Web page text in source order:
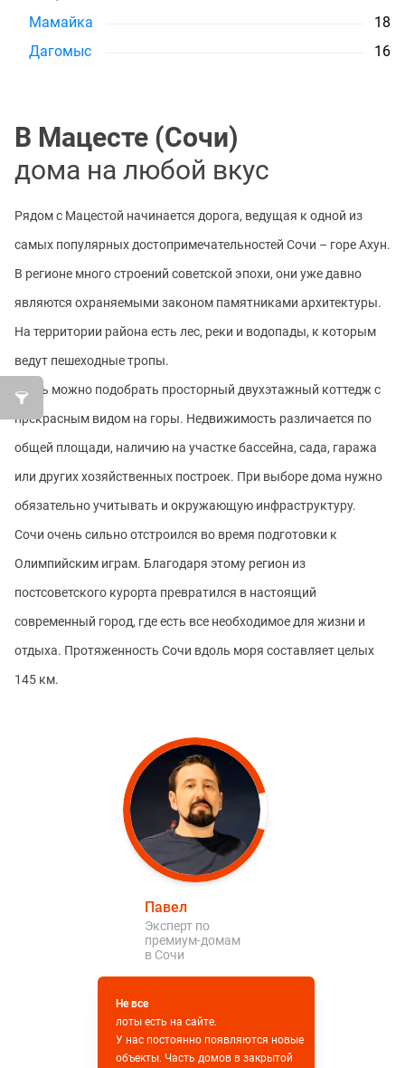
Мамайка
18
Дагомыс
16
В Мацесте (Сочи)
дома на любой вкус
Рядом с Мацестой начинается дорога, ведущая к одной из
самых популярных достопримечательностей Сочи – горе Ахун.
В регионе много строений советской эпохи, они уже давно
являются охраняемыми законом памятниками архитектуры.
На территории района есть лес, реки и водопады, к которым
ведут пешеходные тропы.
Здесь можно подобрать просторный двухэтажный коттедж с
прекрасным видом на горы. Недвижимость различается по
общей площади, наличию на участке бассейна, сада, гаража
или других хозяйственных построек. При выборе дома нужно
обязательно учитывать и окружающую инфраструктуру.
Сочи очень сильно отстроился во время подготовки к
Олимпийским играм. Благодаря этому регион из
постсоветского курорта превратился в настоящий
современный город, где есть все необходимое для жизни и
отдыха. Протяженность Сочи вдоль моря составляет целых
145 км.
Павел
Эксперт по
премиум-домам
в Сочи
Не все
лоты есть на сайте.
У нас постоянно появляются новые
объекты. Часть домов в закрытой